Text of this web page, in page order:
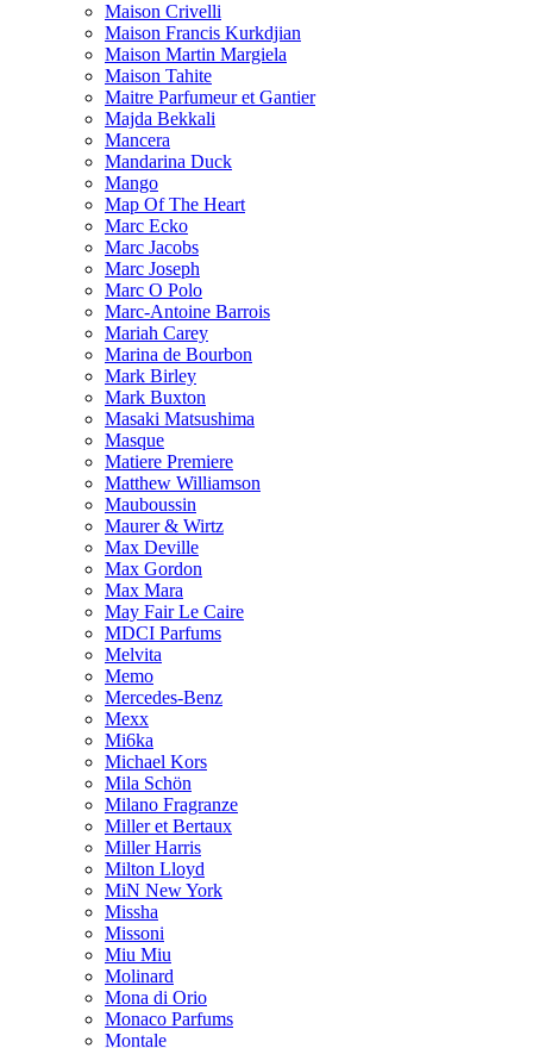
Maison Crivelli
Maison Francis Kurkdjian
Maison Martin Margiela
Maison Tahite
Maitre Parfumeur et Gantier
Majda Bekkali
Mancera
Mandarina Duck
Mango
Map Of The Heart
Marc Ecko
Marc Jacobs
Marc Joseph
Marc O Polo
Marc-Antoine Barrois
Mariah Carey
Marina de Bourbon
Mark Birley
Mark Buxton
Masaki Matsushima
Masque
Matiere Premiere
Matthew Williamson
Mauboussin
Maurer & Wirtz
Max Deville
Max Gordon
Max Mara
May Fair Le Caire
MDCI Parfums
Melvita
Memo
Mercedes-Benz
Mexx
Mi6ka
Michael Kors
Mila Schön
Milano Fragranze
Miller et Bertaux
Miller Harris
Milton Lloyd
MiN New York
Missha
Missoni
Miu Miu
Molinard
Mona di Orio
Monaco Parfums
Montale